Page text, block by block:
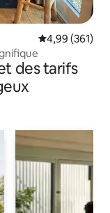
Évaluation
4,99 (361)
des tarifs